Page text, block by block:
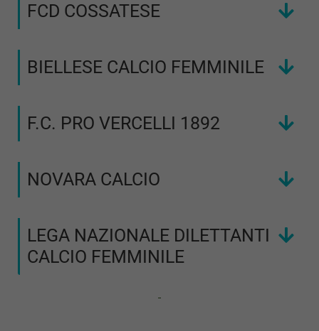
FCD COSSATESE
BIELLESE CALCIO FEMMINILE
F.C. PRO VERCELLI 1892
NOVARA CALCIO
LEGA NAZIONALE DILETTANTI
CALCIO FEMMINILE